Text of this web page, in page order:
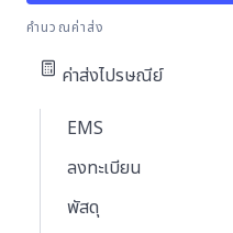
คำนวณค่าส่ง
ค่าส่งไปรษณีย์
EMS
ลงทะเบียน
พัสดุ